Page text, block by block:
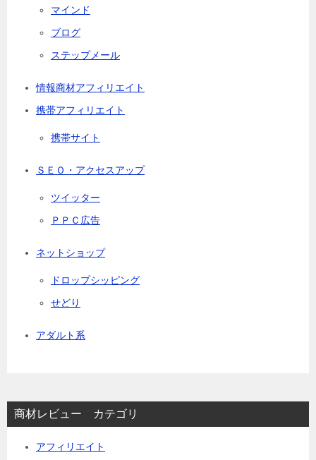
マインド
ブログ
ステップメール
情報商材アフィリエイト
携帯アフィリエイト
携帯サイト
ＳＥＯ・アクセスアップ
ツイッター
ＰＰＣ広告
ネットショップ
ドロップシッピング
せどり
アダルト系
商材レビュー カテゴリ
アフィリエイト